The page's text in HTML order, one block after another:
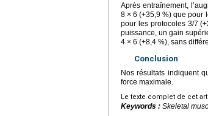
Après entraînement,
8 × 6 (+35,9 %) que pour
pour les protocoles 3/7
puissance, un gain
4 × 6 (+8,4 %), sans
Conclusion
Nos résultats indiquent
force maximale.
Le texte complet de cet
Keywords : Skeletal